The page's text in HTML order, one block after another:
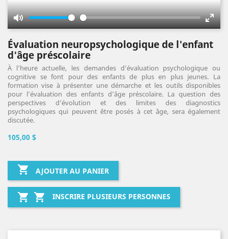
Mute
Enter
Évaluation neuropsychologique de l'enfant
d'âge préscolaire
À l’heure actuelle, les demandes d’évaluation psychologique ou
cognitive se font pour des enfants de plus en plus jeunes. La
formation vise à présenter une démarche et les outils disponibles
pour l’évaluation des enfants d’âge préscolaire. La question des
perspectives d’évolution et des limites des diagnostics
psychologiques qui peuvent être posés à cet âge, sera également
discutée.
105,00 $
 AJOUTER AU PANIER
  INSCRIRE PLUSIEURS PERSONNES